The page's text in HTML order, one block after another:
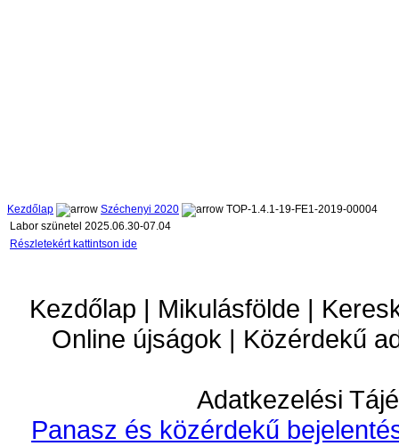
Kezdőlap Széchenyi 2020
TOP-1.4.1-19-FE1-2019-00004
Labor szünetel 2025.06.30-07.04
Részletekért kattintson ide
Kezdőlap | Mikulásfölde |
Online újságok | Közérdekű
Adatkezelési
Panasz és közérdekű